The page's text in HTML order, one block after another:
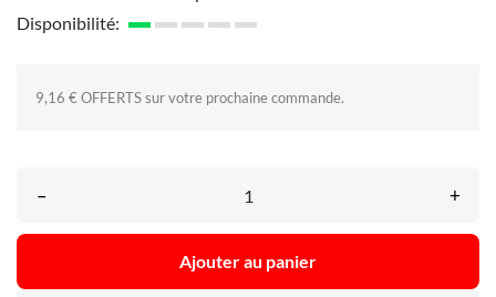
Disponibilité:
9,16 € OFFERTS sur votre prochaine commande.
– +
Ajouter au panier